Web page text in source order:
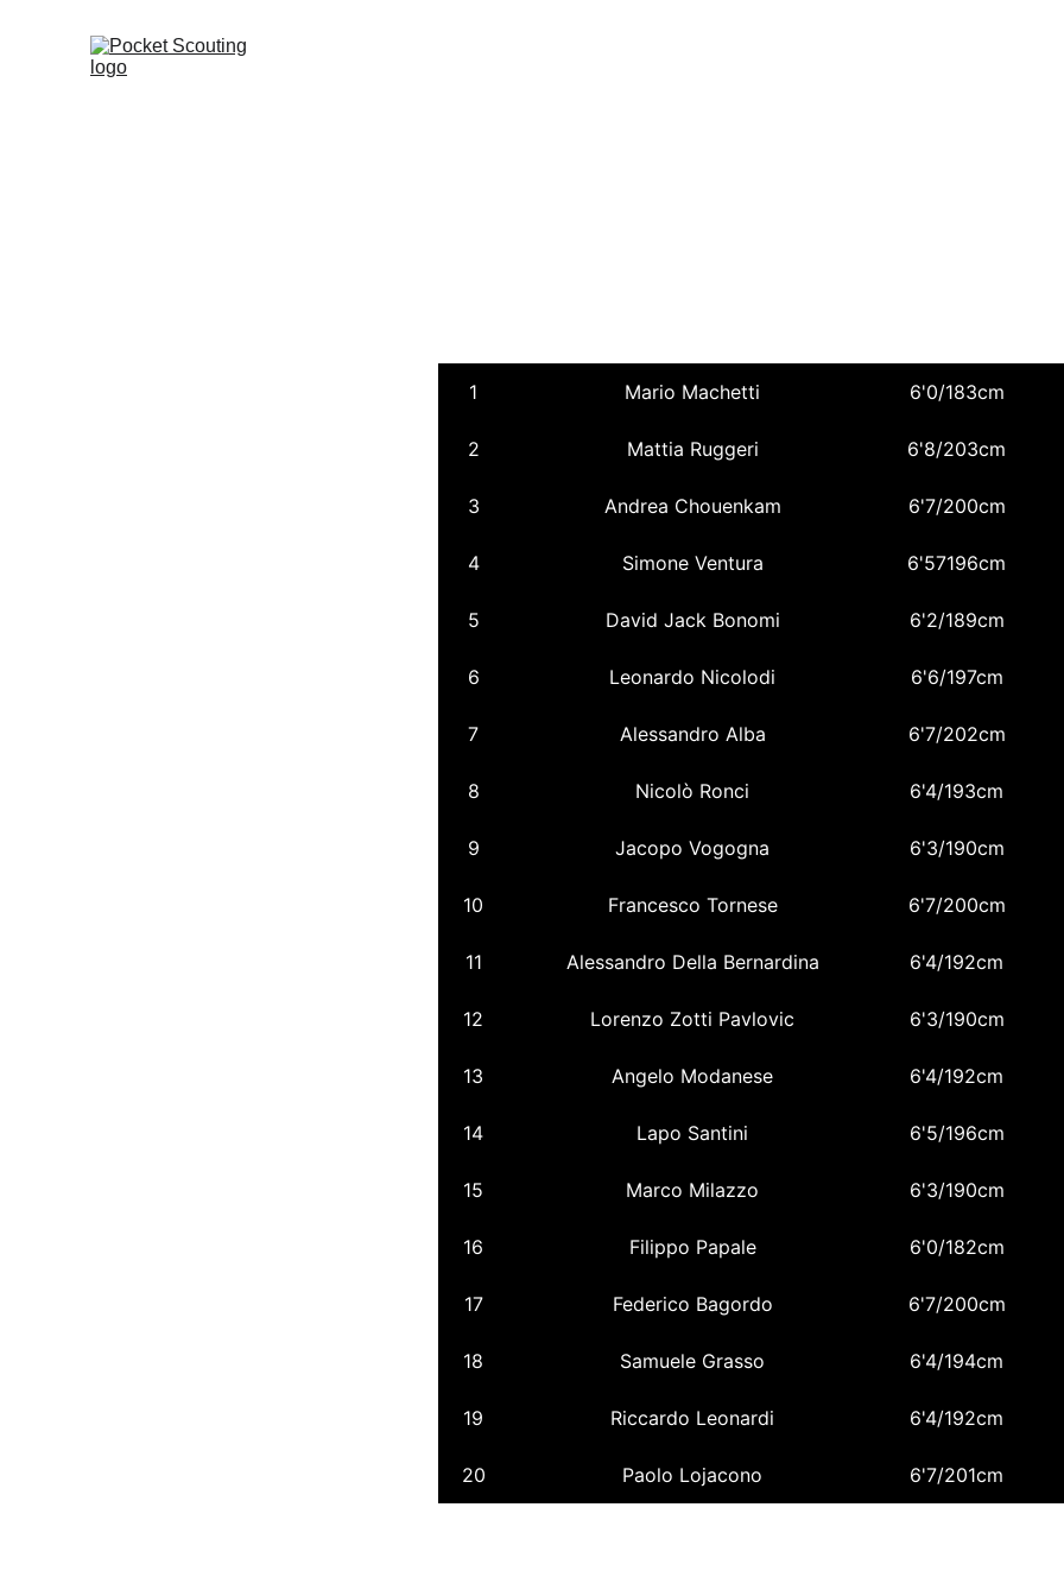
1 Mario Machetti 6'0/183cm
6'8/203cm
6'7/200cm
6'57196cm
6'2/189cm
6'6/197cm
6'7/202cm
6'4/193cm
6'3/190cm
2
3
4
5
6
7
8
9
Mattia Ruggeri
Andrea Chouenkam
Simone Ventura
David Jack Bonomi
Leonardo Nicolodi
Alessandro Alba
Nicolò Ronci
Jacopo Vogogna
10 Francesco Tornese 6'7/200cm
11 Alessandro Della Bernardina 6'4/192cm
6'3/190cm
6'4/192cm
6'5/196cm
6'3/190cm
6'0/182cm
6'7/200cm
6'4/194cm
6'4/192cm
12
13
14
15
16
17
18
19
Lorenzo Zotti Pavlovic
Angelo Modanese
Lapo Santini
Marco Milazzo
Filippo Papale
Federico Bagordo
Samuele Grasso
Riccardo Leonardi
20 Paolo Lojacono 6'7/201cm